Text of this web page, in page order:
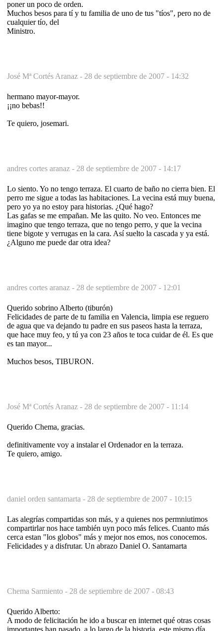
poner un poco de orden.
Muchos besos para tí y tu familia de uno de tus "tíos", pero no de
cualquier tío, del
Ministro.
José Mª Cortés Aranaz - 28 de septiembre de 2007 - 14:32
hermano mayor-mayor.
¡¡no bebas!!
Te quiero, josemari.
andres cortes aranaz - 28 de septiembre de 2007 - 14:17
Lo siento. Yo no tengo terraza. El cuarto de baño no cierra bien. El
perro me sigue a todas las habitaciones. La vecina está muy buena,
pero yo ya no estoy para historias. ¿Qué hago?
Las gafas se me empañan. Me las quito. No veo. Entonces me
imagino que tengo terraza, que no tengo perro, y que la vecina
tiene bigote y verrugas en la cara. Así suelto la cascada y ya está.
¿Alguno me puede dar otra idea?
andres cortes aranaz - 28 de septiembre de 2007 - 12:01
Querido sobrino Alberto (tiburón)
Felicidades de parte de tu familia en Valencia, limpia ese reguero
de agua que va dejando tu padre en sus paseos hasta la terraza,
que hace muy feo, y tú ya con 23 años te toca cuidar de él. Es que
es tan mayor...
Muchos besos, TIBURON.
José Mª Cortés Aranaz - 28 de septiembre de 2007 - 11:14
Querido Chema, gracias.
definitivamente voy a instalar el Ordenador en la terraza.
Te quiero, amigo.
daniel orden santamarta - 28 de septiembre de 2007 - 10:15
Las alegrías compartidas son más, y a quienes nos permniutimos
compartirlar nos hace también uyn poco más felices. Cuanto más
cerca estan "los globos" más y mejor nos emos, nos conocemos.
Felicidades y a disfrutar. Un abrazo Daniel O. Santamarta
Chema Sarmiento - 28 de septiembre de 2007 - 08:43
Querido Alberto:
A modo de felicitación he ido a buscar en internet qué otras cosas
importantes han pasado, a lo largo de la historia, este mismo día.